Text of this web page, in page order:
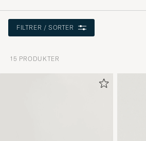
FILTRER / SORTER
15 PRODUKTER